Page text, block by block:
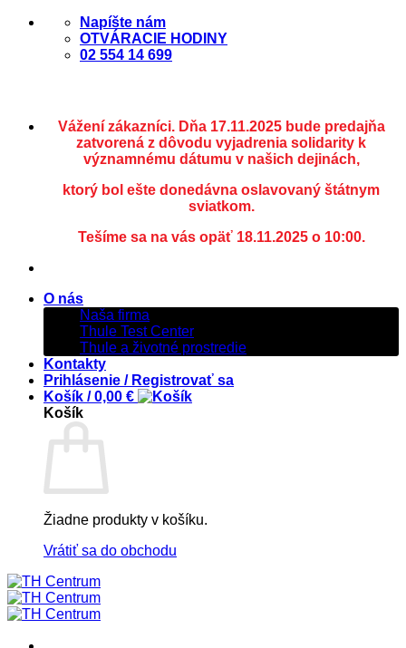
Skip
Napíšte nám
OTVÁRACIE HODINY
02 554 14 699
Vážení zákazníci. Dňa 17.11.2025 bude predajňa
zatvorená z dôvodu vyjadrenia solidarity k
významnému dátumu v našich dejinách,
ktorý bol ešte donedávna oslavovaný štátnym
sviatkom.
Tešíme sa na vás opäť 18.11.2025 o 10:00.
O nás
Naša firma
Thule Test Center
Thule a životné prostredie
Kontakty
Prihlásenie / Registrovať sa
Košík /0,00 €
Košík
Žiadne produkty v košíku.
Vrátiť sa do obchodu